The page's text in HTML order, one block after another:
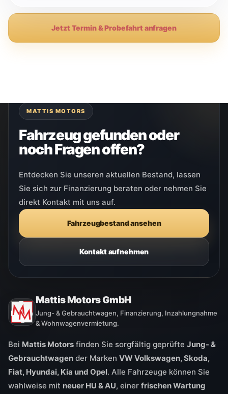
Jetzt Termin & Probefahrt anfragen
MATTIS MOTORS
Fahrzeug gefunden oder
noch Fragen offen?
Entdecken Sie unseren aktuellen Bestand, lassen
Sie sich zur Finanzierung beraten oder nehmen Sie
direkt Kontakt mit uns auf.
Fahrzeugbestand ansehen
Kontakt aufnehmen
Mattis Motors GmbH
Jung- & Gebrauchtwagen, Finanzierung, Inzahlungnahme
& Wohnwagenvermietung.
Bei Mattis Motors finden Sie sorgfältig geprüfte Jung- &
Gebrauchtwagen der Marken VW Volkswagen, Skoda,
Fiat, Hyundai, Kia und Opel. Alle Fahrzeuge können Sie
wahlweise mit neuer HU & AU, einer frischen Wartung